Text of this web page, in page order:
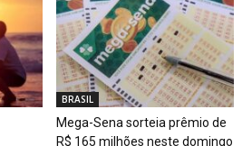
BRASIL
Mega-Sena sorteia prêmio de
R$ 165 milhões neste domingo